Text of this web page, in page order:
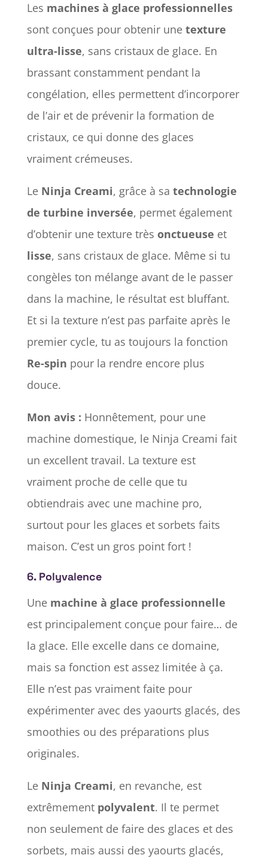
Les machines à glace professionnelles
sont conçues pour obtenir une texture
ultra-lisse, sans cristaux de glace. En
brassant constamment pendant la
congélation, elles permettent d’incorporer
de l’air et de prévenir la formation de
cristaux, ce qui donne des glaces
vraiment crémeuses.
Le Ninja Creami, grâce à sa technologie
de turbine inversée, permet également
d’obtenir une texture très onctueuse et
lisse, sans cristaux de glace. Même si tu
congèles ton mélange avant de le passer
dans la machine, le résultat est bluffant.
Et si la texture n’est pas parfaite après le
premier cycle, tu as toujours la fonction
Re-spin pour la rendre encore plus
douce.
Mon avis : Honnêtement, pour une
machine domestique, le Ninja Creami fait
un excellent travail. La texture est
vraiment proche de celle que tu
obtiendrais avec une machine pro,
surtout pour les glaces et sorbets faits
maison. C’est un gros point fort !
6. Polyvalence
Une machine à glace professionnelle
est principalement conçue pour faire… de
la glace. Elle excelle dans ce domaine,
mais sa fonction est assez limitée à ça.
Elle n’est pas vraiment faite pour
expérimenter avec des yaourts glacés, des
smoothies ou des préparations plus
originales.
Le Ninja Creami, en revanche, est
extrêmement polyvalent. Il te permet
non seulement de faire des glaces et des
sorbets, mais aussi des yaourts glacés,